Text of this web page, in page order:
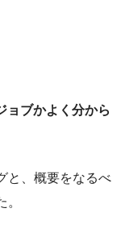
ョブかよく分から
と、概要をなるべ